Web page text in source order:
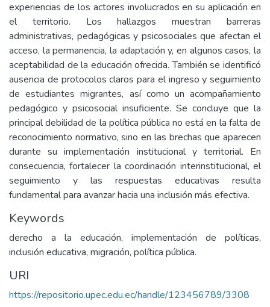
experiencias de los actores involucrados en su aplicación en
el territorio. Los hallazgos muestran barreras
administrativas, pedagógicas y psicosociales que afectan el
acceso, la permanencia, la adaptación y, en algunos casos, la
aceptabilidad de la educación ofrecida. También se identificó
ausencia de protocolos claros para el ingreso y seguimiento
de estudiantes migrantes, así como un acompañamiento
pedagógico y psicosocial insuficiente. Se concluye que la
principal debilidad de la política pública no está en la falta de
reconocimiento normativo, sino en las brechas que aparecen
durante su implementación institucional y territorial. En
consecuencia, fortalecer la coordinación interinstitucional, el
seguimiento y las respuestas educativas resulta
fundamental para avanzar hacia una inclusión más efectiva.
Keywords
derecho a la educación, implementación de políticas,
inclusión educativa, migración, política pública.
URI
https://repositorio.upec.edu.ec/handle/123456789/3308